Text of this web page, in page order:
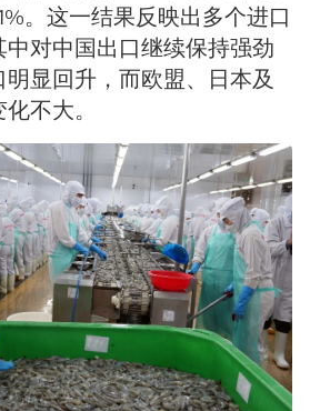
。这一结果反映出多个进口
对中国出口继续保持强劲
显回升，而欧盟、日本及
不大。